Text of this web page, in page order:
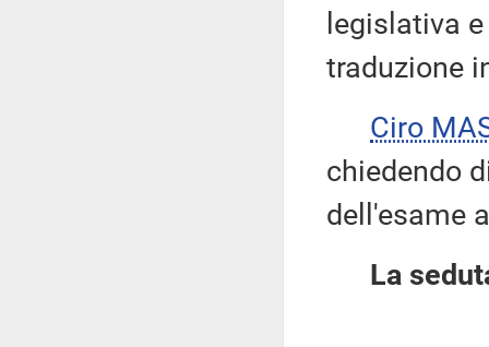
legislativa
traduzione
Ciro
chiedendo
dell'esame
La